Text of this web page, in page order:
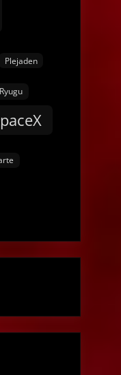
Plejaden
Ryugu